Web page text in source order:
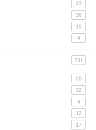
23
36
15
4
231
20
32
4
12
17